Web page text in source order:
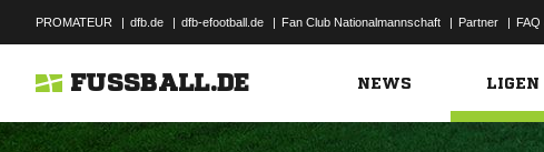
PROMATEUR | dfb.de | dfb-efootball.de | Fan Club Nationalmannschaft | Partner | FAQ
FUSSBALL.DE NEWS LIGEN